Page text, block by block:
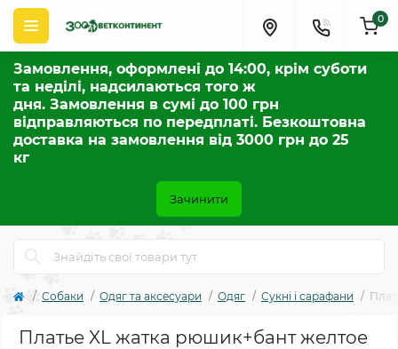
Замовлення, оформлені до 14:00, крім суботи
та неділі, надсилаються того ж
дня. Замовлення в сумі до 100 грн
відправляються по передплаті. Безкоштовна
доставка на замовлення від 3000 грн до 25
кг
Зачинити
0
Собаки Одяг та аксесуари Одяг Сукні і сарафани
Платье XL жатка рюшик+бант желтое